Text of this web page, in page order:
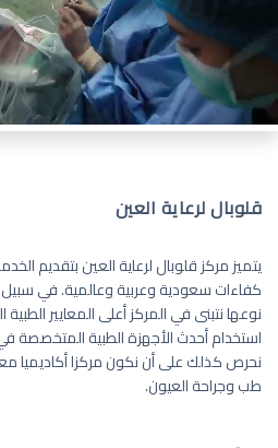
قلوبال لرعاية العين
يتميز مركز قلوبال لرعاية العين بتقديم
كفاءات سعودية وعربية وعالمية. في
نوعها نتبنى في المركز أعلى المعايير
استخدام أحدث الأجهزة الطبية المتخصصة
نحرص كذلك على أن نكون مركزا
طب وجراحة العيون.